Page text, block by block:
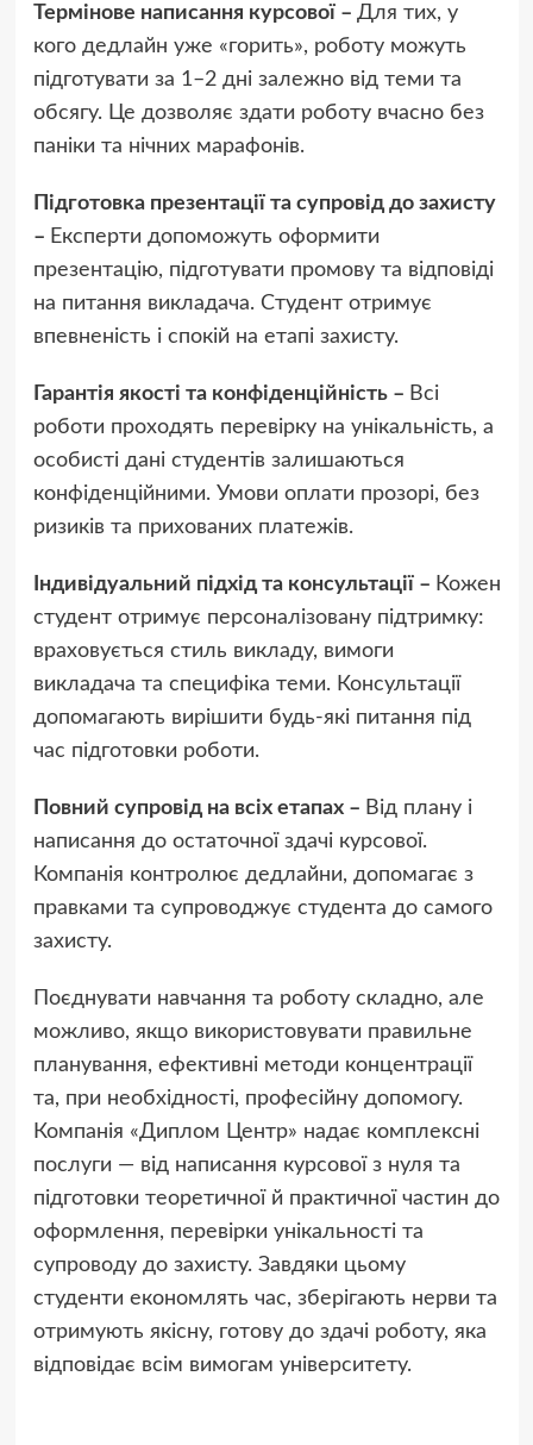
Термінове написання курсової – Для тих, у
кого дедлайн уже «горить», роботу можуть
підготувати за 1–2 дні залежно від теми та
обсягу. Це дозволяє здати роботу вчасно без
паніки та нічних марафонів.
Підготовка презентації та супровід до захисту
– Експерти допоможуть оформити
презентацію, підготувати промову та відповіді
на питання викладача. Студент отримує
впевненість і спокій на етапі захисту.
Гарантія якості та конфіденційність – Всі
роботи проходять перевірку на унікальність, а
особисті дані студентів залишаються
конфіденційними. Умови оплати прозорі, без
ризиків та прихованих платежів.
Індивідуальний підхід та консультації – Кожен
студент отримує персоналізовану підтримку:
враховується стиль викладу, вимоги
викладача та специфіка теми. Консультації
допомагають вирішити будь-які питання під
час підготовки роботи.
Повний супровід на всіх етапах – Від плану і
написання до остаточної здачі курсової.
Компанія контролює дедлайни, допомагає з
правками та супроводжує студента до самого
захисту.
Поєднувати навчання та роботу складно, але
можливо, якщо використовувати правильне
планування, ефективні методи концентрації
та, при необхідності, професійну допомогу.
Компанія «Диплом Центр» надає комплексні
послуги — від написання курсової з нуля та
підготовки теоретичної й практичної частин до
оформлення, перевірки унікальності та
супроводу до захисту. Завдяки цьому
студенти економлять час, зберігають нерви та
отримують якісну, готову до здачі роботу, яка
відповідає всім вимогам університету.